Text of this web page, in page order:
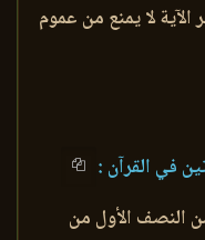
لا يمنع من عموم
في القرآن :
النصف الأول من